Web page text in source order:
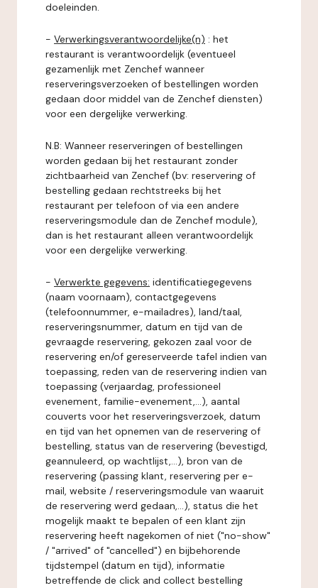
doeleinden.
- Verwerkingsverantwoordelijke(n) : het
restaurant is verantwoordelijk (eventueel
gezamenlijk met Zenchef wanneer
reserveringsverzoeken of bestellingen worden
gedaan door middel van de Zenchef diensten)
voor een dergelijke verwerking.
N.B: Wanneer reserveringen of bestellingen
worden gedaan bij het restaurant zonder
zichtbaarheid van Zenchef (bv: reservering of
bestelling gedaan rechtstreeks bij het
restaurant per telefoon of via een andere
reserveringsmodule dan de Zenchef module),
dan is het restaurant alleen verantwoordelijk
voor een dergelijke verwerking.
- Verwerkte gegevens: identificatiegegevens
(naam voornaam), contactgegevens
(telefoonnummer, e-mailadres), land/taal,
reserveringsnummer, datum en tijd van de
gevraagde reservering, gekozen zaal voor de
reservering en/of gereserveerde tafel indien van
toepassing, reden van de reservering indien van
toepassing (verjaardag, professioneel
evenement, familie-evenement,...), aantal
couverts voor het reserveringsverzoek, datum
en tijd van het opnemen van de reservering of
bestelling, status van de reservering (bevestigd,
geannuleerd, op wachtlijst,...), bron van de
reservering (passing klant, reservering per e-
mail, website / reserveringsmodule van waaruit
de reservering werd gedaan,...), status die het
mogelijk maakt te bepalen of een klant zijn
reservering heeft nagekomen of niet ("no-show"
/ "arrived" of "cancelled") en bijbehorende
tijdstempel (datum en tijd), informatie
betreffende de click and collect bestelling